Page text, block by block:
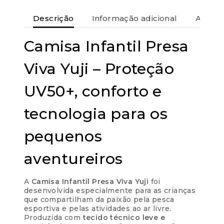
Descrição Informação adicional
Camisa Infantil Presa
Viva Yuji – Proteção
UV50+, conforto e
tecnologia para os
pequenos
aventureiros
A Camisa Infantil Presa Viva Yuji foi
desenvolvida especialmente para as crianças
que compartilham da paixão pela pesca
esportiva e pelas atividades ao ar livre.
Produzida comtecido técnico leve e